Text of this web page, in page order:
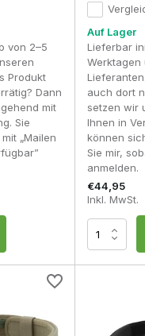
in hochwertige
daher eine sinnvolle
auf ein höheres Niveau
und
Vorteile eines Combat-
ganz auf deinen
MOLLE oder Laser Cut
welche Ausrüstung du
sich dafür, ihr
ihre Abwurf-Tasche und
Dadurch bleiben
stets griffbereit,
Chest Rig oder einen
Kommunikationsgeräte und
befestigt, wodurch die
verteilt wird.
von 2–5
Produkt
Dann
mit
Sie
„Mailen
Auf Lager
Lieferbar
Werktagen
auch dort
setzen wir
Ihnen in
können
Sie mir,
anmelden.
€44,95
Inkl. MwSt.